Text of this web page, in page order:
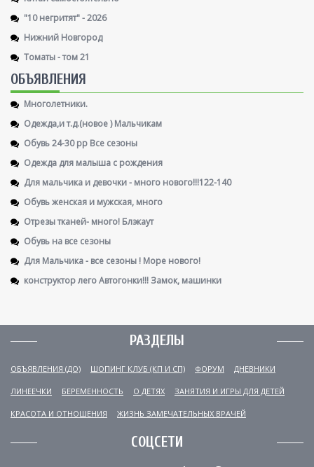
"10 негритят" - 2026
Нижний Новгород
Томаты - том 21
ОБЪЯВЛЕНИЯ
Многолетники.
Одежда,и т.д.(новое ) Мальчикам
Обувь 24-30 рр Все сезоны
Одежда для малыша с рождения
Для мальчика и девочки - много нового!!!122-140
Обувь женская и мужская, много
Отрезы тканей- много! Блэкаут
Обувь на все сезоны
Для Мальчика - все сезоны ! Море нового!
конструктор лего Автогонки!!! Замок, машинки
РАЗДЕЛЫ
ОБЪЯВЛЕНИЯ (ДО) ШОПИНГ КЛУБ (КП И СП) ФОРУМ ДНЕВНИКИ
ЛИНЕЕЧКИ БЕРЕМЕННОСТЬ О ДЕТЯХ ЗАНЯТИЯ И ИГРЫ ДЛЯ ДЕТЕЙ
КРАСОТА И ОТНОШЕНИЯ ЖИЗНЬ ЗАМЕЧАТЕЛЬНЫХ ВРАЧЕЙ
СОЦСЕТИ